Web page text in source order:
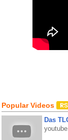
Popular Videos
Das